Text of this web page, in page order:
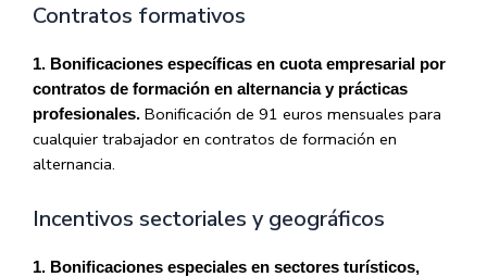
Contratos formativos
1. Bonificaciones específicas en cuota empresarial por
contratos de formación en alternancia y prácticas
profesionales. Bonificación de 91 euros mensuales para
cualquier trabajador en contratos de formación en
alternancia.
Incentivos sectoriales y geográficos
1. Bonificaciones especiales en sectores turísticos,